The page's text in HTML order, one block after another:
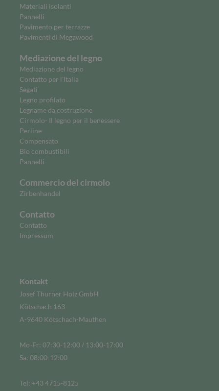
Materiali isolanti
Pannelli
Pavimento per terrazze
Pavimenti di Megawood
Mediazione del legno
Mediazione del legno
Contatto per l'Italia
Segati
Legno profilato
Legname da costruzione
Cirmolo- Il legno per il benessere
Perline
Compensato
Bio combustibili
Pannelli
Commercio del cirmolo
Zirbenhandel
Contatto
Contatto
Impressum
Kontakt
Josef Thurner Holz GmbH
Kötschach 163
A-9640 Kötschach-Mauthen
Mo-Fr: 07:30-12:00 / 13:00-17:00
Sa: 08:00-12:00
Tel: +43 4715-8125